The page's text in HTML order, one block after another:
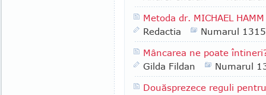
Metoda dr. MICHAEL HAMM
Redactia
Numarul 1315
Mâncarea ne poate
Gilda Fildan
Numarul
Douăsprezece reguli